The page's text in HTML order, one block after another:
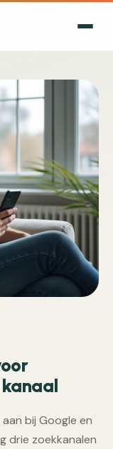
bij Google en
drie zoekkanalen